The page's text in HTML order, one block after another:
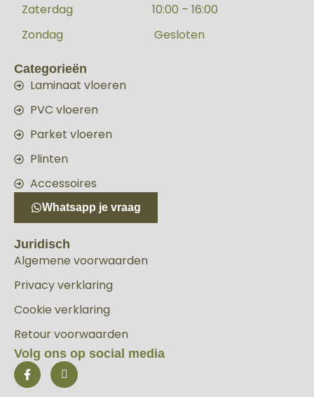
Zaterdag
10:00 – 16:00
Zondag
Gesloten
Categorieën
Laminaat vloeren
PVC vloeren
Parket vloeren
Plinten
Accessoires
Whatsapp je vraag
Juridisch
Algemene voorwaarden
Privacy verklaring
Cookie verklaring
Retour voorwaarden
Volg ons op social media